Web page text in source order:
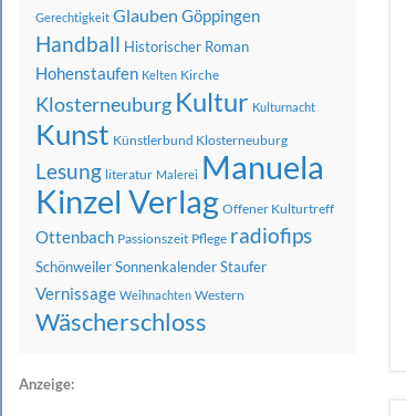
Gerechtigkeit Glauben Göppingen
Handball Historischer Roman
Hohenstaufen Kelten Kirche
Klosterneuburg Kultur Kulturnacht
Kunst Künstlerbund Klosterneuburg
Lesung literatur Malerei Manuela
Kinzel Verlag Offener Kulturtreff
Ottenbach Passionszeit Pflege radiofips
SchönweilerSonnenkalenderStaufer
Vernissage Weihnachten Western
Wäscherschloss
Anzeige: